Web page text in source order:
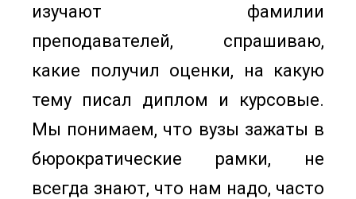
изучают фамилии
преподавателей, спрашиваю,
какие получил оценки, на какую
тему писал диплом и курсовые.
Мы понимаем, что вузы зажаты в
бюрократические рамки, не
всегда знают, что нам надо, часто